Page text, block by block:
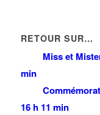
RETOUR SUR…
Miss et
min
16 h 11 min